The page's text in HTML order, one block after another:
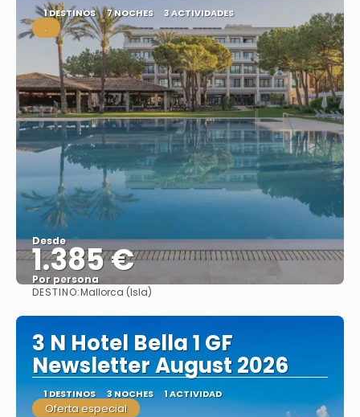
1 DESTINOS 7 NOCHES 3 ACTIVIDADES
.
Desde
1.385 €
Por persona
DESTINO:Mallorca (Isla)
3 N Hotel Bella 1 GF
Newsletter August 2026
1 DESTINOS 3 NOCHES 1 ACTIVIDAD
Oferta especial